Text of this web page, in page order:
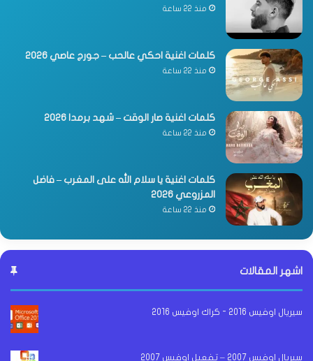
منذ 22 ساعة
كلمات اغنية احكي عالحب – جورج عاصي 2026
منذ 22 ساعة
كلمات اغنية صار الوقت – شهد برمدا 2026
منذ 22 ساعة
كلمات اغنية يا سلام الله على المغرب – فاضل
المزروعي 2026
منذ 22 ساعة
اشهر المقالات
سيريال اوفيس 2016 - كراك اوفيس 2016
سيريال اوفيس 2007 – تفعيل اوفيس 2007